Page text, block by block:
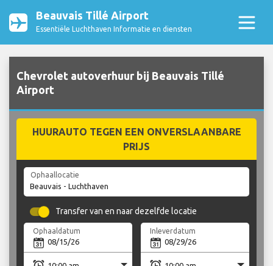
Beauvais Tillé Airport
Essentiële Luchthaven Informatie en diensten
Chevrolet autoverhuur bij Beauvais Tillé
Airport
HUURAUTO TEGEN EEN ONVERSLAANBARE
PRIJS
Ophaallocatie
Transfer van en naar dezelfde locatie
Ophaaldatum Inleverdatum